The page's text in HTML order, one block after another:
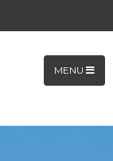
MENU